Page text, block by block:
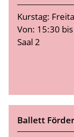
Kurstag:
Von: 15:30
Saal 2
Ballett